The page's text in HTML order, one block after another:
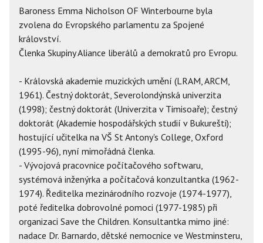
Baroness Emma Nicholson OF Winterbourne byla
zvolena do Evropského parlamentu za Spojené
království.
Členka Skupiny Aliance liberálů a demokratů pro Evropu.
- Královská akademie muzických umění (LRAM, ARCM,
1961). Čestný doktorát, Severolondýnská univerzita
(1998); čestný doktorát (Univerzita v Timisoaře); čestný
doktorát (Akademie hospodářských studií v Bukurešti);
hostující učitelka na VŠ St Antony's College, Oxford
(1995-96), nyní mimořádná členka.
- Vývojová pracovnice počítačového softwaru,
systémová inženýrka a počítačová konzultantka (1962-
1974). Ředitelka mezinárodního rozvoje (1974-1977),
poté ředitelka dobrovolné pomoci (1977-1985) při
organizaci Save the Children. Konsultantka mimo jiné:
nadace Dr. Barnardo, dětské nemocnice ve Westminsteru,